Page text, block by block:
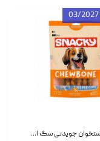
تشویقی استخوان جویدنی سگ اسنکی کرانچی با طعم مرغ Snacky Crunchy Munchy وزن 100 گرم